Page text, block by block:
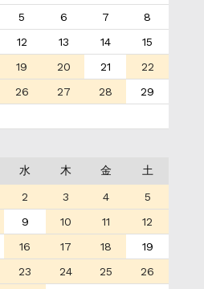
5 6 7
8
12 13 14
15
19 20 21
22
26 27 28
29
水 木 金 土
2 3 4
5
9 10 11
12
16 17 18
19
23 24 25
26